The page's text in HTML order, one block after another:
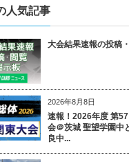
人気記事
大会結果速報の投稿
2026年8月8日
速報！2026年度 第
会＠茨城 聖望学園中
良中...